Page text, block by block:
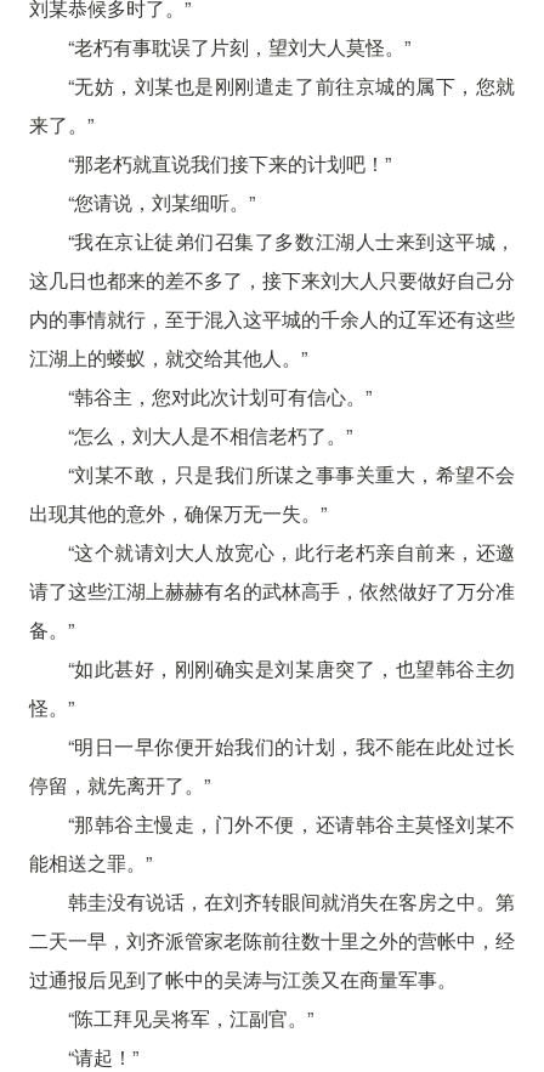
刘某恭候多时了。”
“老朽有事耽误了片刻，望刘大人莫怪。”
“无妨，刘某也是刚刚遣走了前往京城的属下，您就
来了。”
“那老朽就直说我们接下来的计划吧！”
“您请说，刘某细听。”
“我在京让徒弟们召集了多数江湖人士来到这平城，
这几日也都来的差不多了，接下来刘大人只要做好自己分
内的事情就行，至于混入这平城的千余人的辽军还有这些
江湖上的蝼蚁，就交给其他人。”
“韩谷主，您对此次计划可有信心。”
“怎么，刘大人是不相信老朽了。”
“刘某不敢，只是我们所谋之事事关重大，希望不会
出现其他的意外，确保万无一失。”
“这个就请刘大人放宽心，此行老朽亲自前来，还邀
请了这些江湖上赫赫有名的武林高手，依然做好了万分准
备。”
“如此甚好，刚刚确实是刘某唐突了，也望韩谷主勿
怪。”
“明日一早你便开始我们的计划，我不能在此处过长
停留，就先离开了。”
“那韩谷主慢走，门外不便，还请韩谷主莫怪刘某不
能相送之罪。”
韩圭没有说话，在刘齐转眼间就消失在客房之中。第
二天一早，刘齐派管家老陈前往数十里之外的营帐中，经
过通报后见到了帐中的吴涛与江羡又在商量军事。
“陈工拜见吴将军，江副官。”
“请起！”